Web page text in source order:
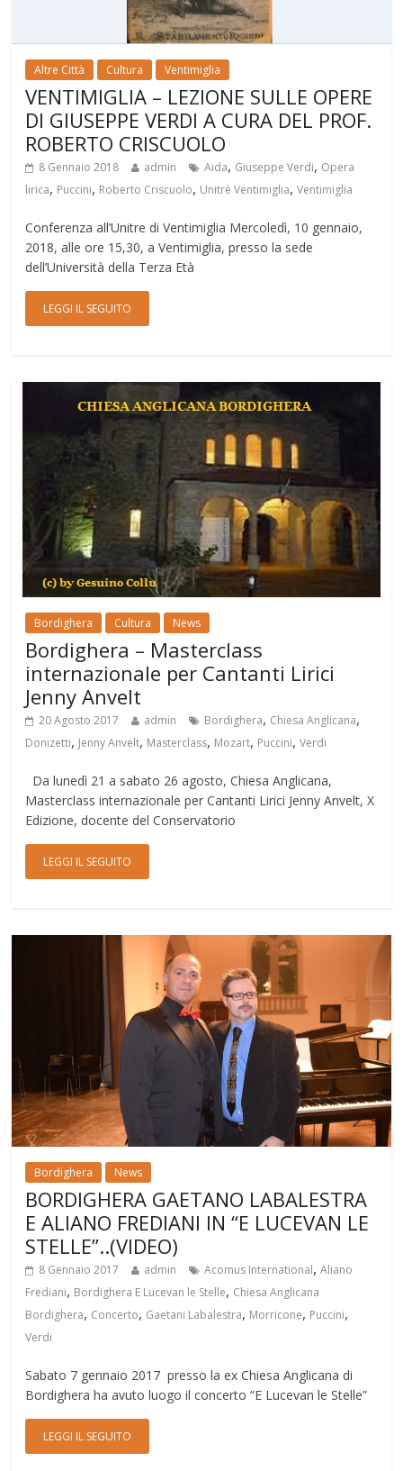
Altre Città Cultura Ventimiglia
VENTIMIGLIA – LEZIONE SULLE OPERE
DI GIUSEPPE VERDI A CURA DEL PROF.
ROBERTO CRISCUOLO
8 Gennaio 2018 admin Aida, Giuseppe Verdi, Opera
lirica, Puccini, Roberto Criscuolo, Unitrè Ventimiglia,Ventimiglia
Conferenza all’Unitre di Ventimiglia Mercoledì, 10 gennaio,
2018, alle ore 15,30, a Ventimiglia, presso la sede
dell’Università della Terza Età
LEGGI IL SEGUITO
Bordighera Cultura News
Bordighera – Masterclass
internazionale per Cantanti Lirici
Jenny Anvelt
20 Agosto 2017 admin Bordighera, Chiesa Anglicana,
Donizetti, Jenny Anvelt, Masterclass, Mozart, Puccini,Verdi
Da lunedì 21 a sabato 26 agosto, Chiesa Anglicana,
Masterclass internazionale per Cantanti Lirici Jenny Anvelt, X
Edizione, docente del Conservatorio
LEGGI IL SEGUITO
Bordighera News
BORDIGHERA GAETANO LABALESTRA
E ALIANO FREDIANI IN “E LUCEVAN LE
STELLE”..(VIDEO)
8 Gennaio 2017 admin Acomus International,Aliano
Frediani, Bordighera E Lucevan le Stelle, Chiesa Anglicana
Bordighera, Concerto, Gaetani Labalestra, Morricone, Puccini,
Verdi
Sabato 7 gennaio 2017 presso la ex Chiesa Anglicana di
Bordighera ha avuto luogo il concerto “E Lucevan le Stelle”
LEGGI IL SEGUITO